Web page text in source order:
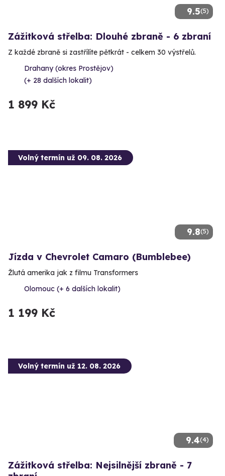
9.5(5)
Zážitková střelba: Dlouhé zbraně - 6 zbraní
Z každé zbraně si zastřílíte pětkrát - celkem 30 výstřelů.
Drahany (okres Prostějov)
(+ 28 dalších lokalit)
1 899 Kč
9.8(5)
Volný termín už 09. 08. 2026
Jízda v Chevrolet Camaro (Bumblebee)
Žlutá amerika jak z filmu Transformers
Olomouc (+ 6 dalších lokalit)
1 199 Kč
9.4(4)
Volný termín už 12. 08. 2026
Zážitková střelba: Nejsilnější zbraně - 7